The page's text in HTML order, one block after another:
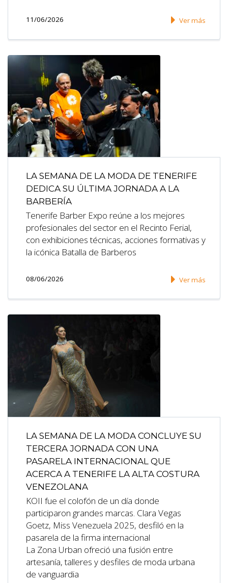
11/06/2026 Ver más
LA SEMANA DE LA MODA DE TENERIFE
DEDICA SU ÚLTIMA JORNADA A LA
BARBERÍA
Tenerife Barber Expo reúne a los mejores
profesionales del sector en el Recinto Ferial,
con exhibiciones técnicas, acciones formativas y
la icónica Batalla de Barberos
08/06/2026 Ver más
LA SEMANA DE LA MODA CONCLUYE SU
TERCERA JORNADA CON UNA
PASARELA INTERNACIONAL QUE
ACERCA A TENERIFE LA ALTA COSTURA
VENEZOLANA
KOII fue el colofón de un día donde
participaron grandes marcas. Clara Vegas
Goetz, Miss Venezuela 2025, desfiló en la
pasarela de la firma internacional
La Zona Urban ofreció una fusión entre
artesanía, talleres y desfiles de moda urbana
de vanguardia